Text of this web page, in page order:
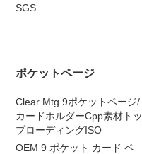
SGS
ポケットページ
Clear Mtg 9ポケットページ/
カードホルダーCpp素材トッ
プローディングISO
OEM 9 ポケット カード ペ